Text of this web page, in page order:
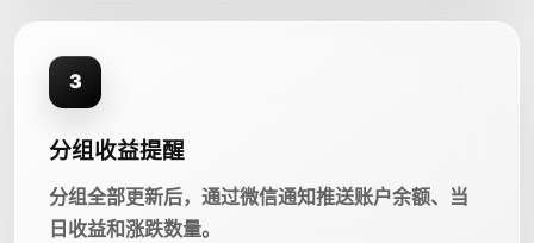
3
分组收益提醒
分组全部更新后，通过微信通知推送账户余额、当
日收益和涨跌数量。